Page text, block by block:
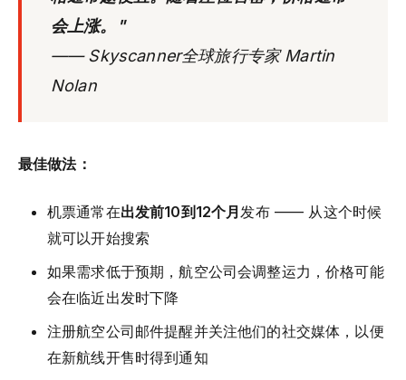
会上涨。"
—— Skyscanner全球旅行专家 Martin
Nolan
最佳做法：
机票通常在出发前10到12个月 发布 —— 从这个时候
就可以开始搜索
如果需求低于预期，航空公司会调整运力，价格可能
会在临近出发时下降
注册航空公司邮件提醒并关注他们的社交媒体，以便
在新航线开售时得到通知